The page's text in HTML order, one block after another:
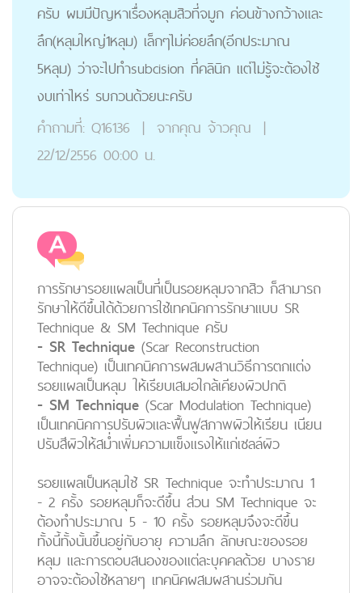
ครับ ผมมีปัญหาเรื่องหลุมสิวที่จมูก ค่อนข้างกว้างและ
ลึก(หลุมใหญ่1หลุม) เล็กๆไม่ค่อยลึก(อีกประมาณ
5หลุม) ว่าจะไปทำsubcision ที่คลินิก แต่ไม่รู้จะต้องใช้
งบเท่าไหร่ รบกวนด้วยนะครับ
คำถามที่: Q16136 | จากคุณ จ้าวคุณ |
22/12/2556 00:00 น.
การรักษารอยแผลเป็นที่เป็นรอยหลุมจากสิว ก็สามารถ
รักษาให้ดีขึ้นได้ด้วยการใช้เทคนิคการรักษาแบบ SR
Technique & SM Technique ครับ
- SR Technique (Scar Reconstruction
Technique) เป็นเทคนิคการผสมผสานวิธีการตกแต่ง
รอยแผลเป็นหลุม ให้เรียบเสมอใกล้เคียงผิวปกติ
- SM Technique (Scar Modulation Technique)
เป็นเทคนิคการปรับผิวและฟื้นฟูสภาพผิวให้เรียน เนียน
ปรับสีผิวให้สม่ำเพิ่มความแข็งแรงให้แก่เซลล์ผิว
รอยแผลเป็นหลุมใช้ SR Technique จะทำประมาณ 1
- 2 ครั้ง รอยหลุมก็จะดีขึ้น ส่วน SM Technique จะ
ต้องทำประมาณ 5 - 10 ครั้ง รอยหลุมจึงจะดีขึ้น
ทั้งนี้ทั้งนั้นขึ้นอยู่กับอายุ ความลึก ลักษณะของรอย
หลุม และการตอบสนองของแต่ละบุคคลด้วย บางราย
อาจจะต้องใช้หลายๆ เทคนิคผสมผสานร่วมกัน